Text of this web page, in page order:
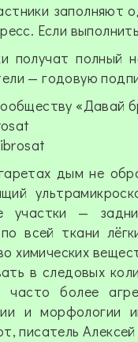
заполняют
Если
получат полный
— годовую
«Давай
дым не
участки —
всей ткани
химических
в следовых
часто более
и морфологии
писатель